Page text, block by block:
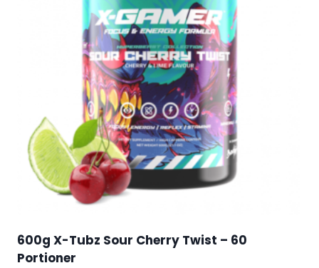
600g X-Tubz Sour Cherry Twist – 60
Portioner